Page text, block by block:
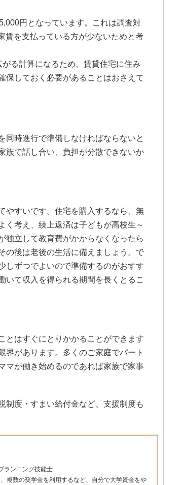
円となっています。これは調査対
賃を支払っている方が少ないためと考
る計算になるため、賃貸住宅に住み
保しておく必要があることはおさえて
同時進行で準備しなければならないと
族で話し合い、負担が分散できないか
やすいです。住宅を購入するなら、無
く考え、繰上返済は子どもが高校生～
独立して教育費がかからなくなったら
の後は老後の生活に備えましょう。で
しずつでよいので準備するのがおすす
いて収入を得られる期間を長くとるこ
とはすぐにとりかかることができます
界があります。多くのご家庭でパート
マが働き始めるのであれば家族で家事
制度・すまい給付金など、支援制度も
ランニング技能士
複数の奨学金を利用するなど、自分で大学資金をや